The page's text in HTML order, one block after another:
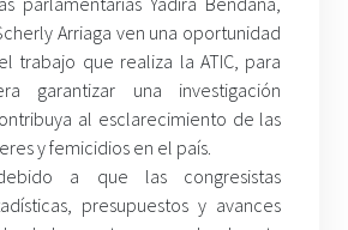
Arriaga ven una oportunidad
trabajo que realiza la ATIC, para
garantizar una investigación
al esclarecimiento de las
y femicidios en el país.
a que las congresistas
presupuestos y avances